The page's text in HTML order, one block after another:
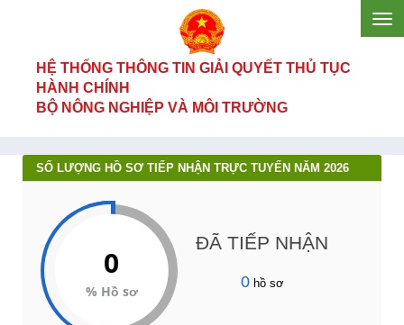
HỆ THỐNG THÔNG TIN GIẢI QUYẾT THỦ TỤC
HÀNH CHÍNH
BỘ NÔNG NGHIỆP VÀ MÔI TRƯỜNG
SỐ LƯỢNG HỒ SƠ TIẾP NHẬN TRỰC TUYẾN NĂM 2026
0
% Hồ sơ
ĐÃ TIẾP NHẬN
0hồ sơ